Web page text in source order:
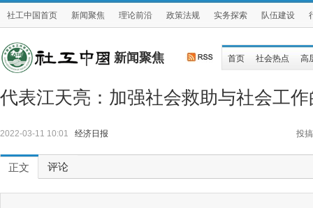
社工中国首页 新闻聚焦 理论前沿 政策法规 实务探索 队伍建设
新闻聚焦 首页 社会热点 高
代表江天亮：加强社会救助与社会工
2022-03-11 10:01 经济日报 投搞
正文 评论